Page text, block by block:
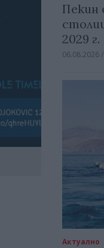
Пекин
2029 г.
06.08.2026
Актуално